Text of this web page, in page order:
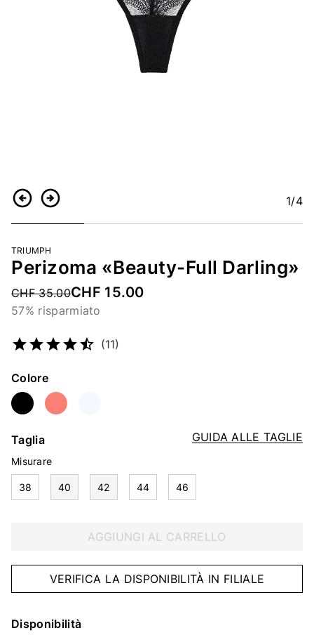
IndietroContinua 1/4
TRIUMPH
Perizoma «Beauty-Full Darling»
Price reduced from
CHF 35.00CHF 15.00
57% risparmiato
(11)
Colore
GUIDA ALLE TAGLIE
Taglia
Misurare
38 40 42 44 46
AGGIUNGI AL CARRELLO
VERIFICA LA DISPONIBILITÀ IN FILIALE
Disponibilità